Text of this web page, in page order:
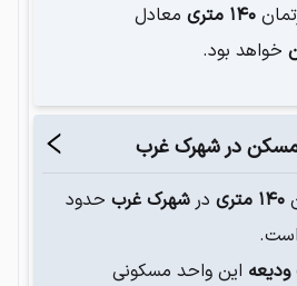
۱۴۰ متری معادل
خواهد بود.
مسکن درشهرک غرب
۱۴۰ متری در شهرک غرب حدود
است.
این واحد مسکونی